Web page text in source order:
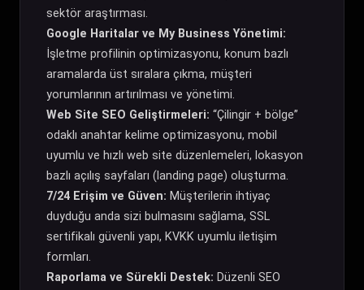
sektör araştırması.
Google Haritalar ve My Business Yönetimi:
İşletme profilinin optimizasyonu, konum bazlı
aramalarda üst sıralara çıkma, müşteri
yorumlarının artırılması ve yönetimi.
Web Site SEO Geliştirmeleri: “Çilingir + bölge”
odaklı anahtar kelime optimizasyonu, mobil
uyumlu ve hızlı web site düzenlemeleri, lokasyon
bazlı açılış sayfaları (landing page) oluşturma.
7/24 Erişim ve Güven: Müşterilerin ihtiyaç
duyduğu anda sizi bulmasını sağlama, SSL
sertifikalı güvenli yapı, KVKK uyumlu iletişim
formları.
Raporlama ve Sürekli Destek: Düzenli SEO